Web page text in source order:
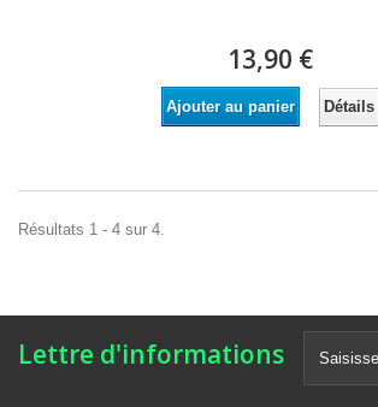
13,90 €
Ajouter au panier Détails
Résultats 1 - 4 sur 4.
Lettre d'informations